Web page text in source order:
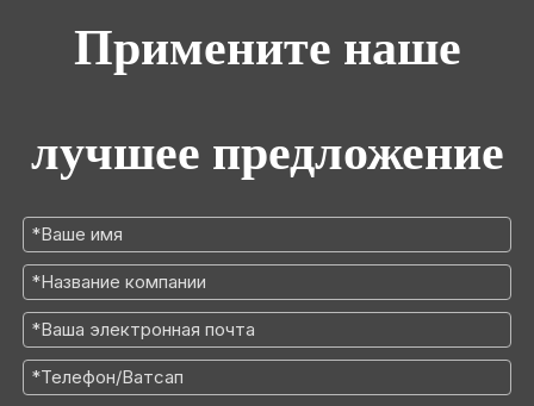
Примените наше
лучшее предложение